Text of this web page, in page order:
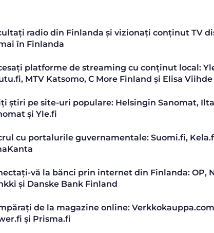
radio din Finlanda și vizionați conținut TV
în Finlanda
platforme de streaming cu conținut local:
MTV Katsomo, C More Finland și Elisa Viihde
știri pe site-uri populare: Helsingin Sanomat,
și Yle.fi
cu portalurile guvernamentale: Suomi.fi,
vă la bănci prin internet din Finlanda: OP,
și Danske Bank Finland
de la magazine online:
și Prisma.fi